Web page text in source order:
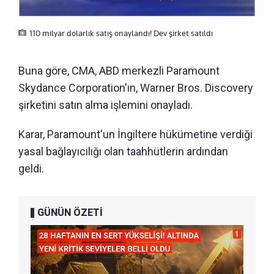
110 milyar dolarlık satış onaylandı! Dev şirket satıldı
Buna göre, CMA, ABD merkezli Paramount
Skydance Corporation'ın, Warner Bros. Discovery
şirketini satın alma işlemini onayladı.
Karar, Paramount'un İngiltere hükümetine verdiği
yasal bağlayıcılığı olan taahhütlerin ardından
geldi.
GÜNÜN ÖZETİ